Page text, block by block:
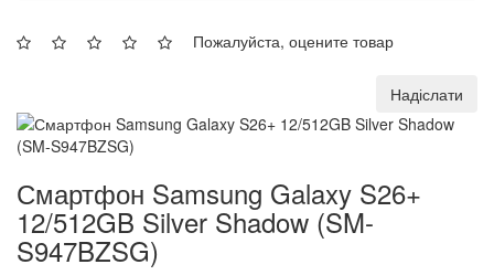
Пожалуйста, оцените товар
Надіслати
Смартфон Samsung Galaxy S26+
12/512GB Silver Shadow (SM-
S947BZSG)